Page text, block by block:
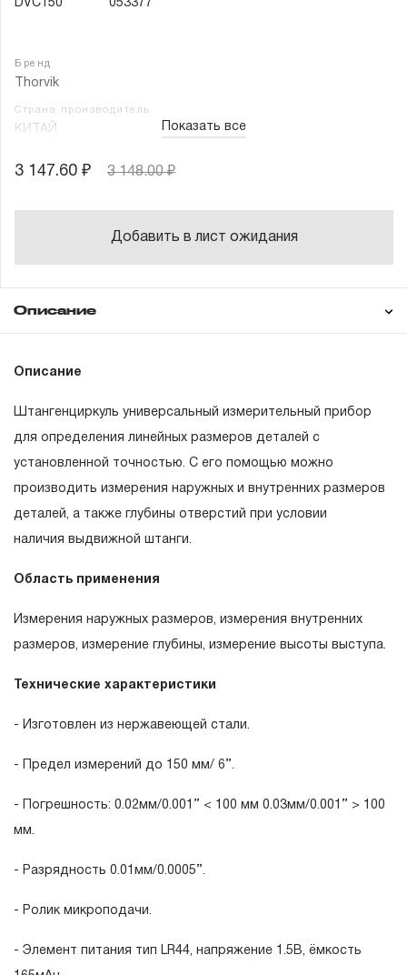
DVC150 053377
Бренд
Thorvik
Страна производитель
КИТАЙ Показать все
3 147.60 ₽ 3 148.00 ₽
Добавить в лист ожидания
Описание
Техническая
Состав товара
Описание
Штангенциркуль универсальный измерительный прибор
для определения линейных размеров деталей с
установленной точностью. С его помощью можно
производить измерения наружных и внутренних размеров
деталей, а также глубины отверстий при условии
наличия выдвижной штанги.
Область применения
Измерения наружных размеров, измерения внутренних
размеров, измерение глубины, измерение высоты выступа.
Технические характеристики
- Изготовлен из нержавеющей стали.
- Предел измерений до 150 мм/ 6’’.
- Погрешность: 0.02мм/0.001’’ < 100 мм 0.03мм/0.001’’ > 100
мм.
- Разрядность 0.01мм/0.0005’’.
- Ролик микроподачи.
- Элемент питания тип LR44, напряжение 1.5В, ёмкость
Понятие «ПОЖИЗНЕННАЯ ГАРАНТИЯ».
1.1 Понятие «ПОЖИЗНЕННАЯ ГАРАНТИЯ» включает в
себя признание неограниченного срока поддержания
эксплуатации изделия, а также замена или ремонт
изготовлении изделия некачественные материалы или
при условии соблюдения покупателем (потребителем)
и хранения, применяемых для ручного слесарно-
монтажного инструмента.
2. Понятие «ОГРАНИЧЕННАЯ ГАРАНТИЯ»
2.1 На инструмент, имеющий в своей конструкции
КИНЕМАТИЧЕСКУЮ СХЕМУ (МЕХАНИЗМ)
распространяется понятие «ограниченной гарантии», в
Штангенциркуль
Элемент питания тип LR44, 1.5В, 165 мАч (для
цифрового штангенциркуля)
Инструкция на русском языке
Футляр